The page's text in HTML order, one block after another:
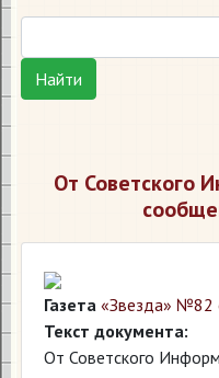
Найти
От Советского
Газета «Звезда» №82
Текст документа:
От Советского